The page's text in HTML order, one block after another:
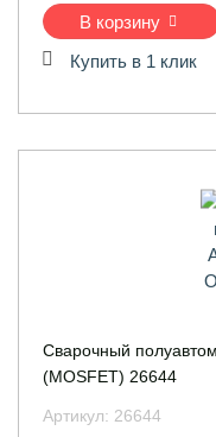
В корзину
Купить в 1 клик
Сварочный
(MOSFET) 26644
Артикул: 26644